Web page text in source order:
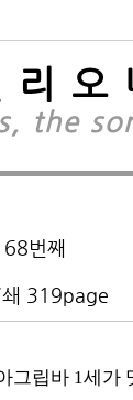
리오
the
번째
319page
그립바 1세